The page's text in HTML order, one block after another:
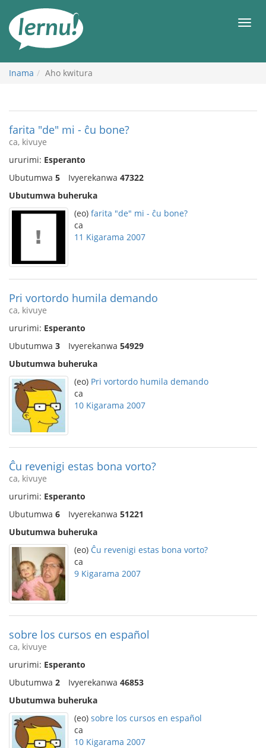
rupapuro
rw'ibirimwo
Inama Aho kwitura
farita "de" mi - ĉu bone?
ca, kivuye
ururimi: Esperanto
Ubutumwa 5 Ivyerekanwa 47322
Ubutumwa buheruka
(eo) farita "de" mi - ĉu bone?
ca
11 Kigarama 2007
Pri vortordo humila demando
ca, kivuye
ururimi: Esperanto
Ubutumwa 3 Ivyerekanwa 54929
Ubutumwa buheruka
(eo) Pri vortordo humila demando
ca
10 Kigarama 2007
Ĉu revenigi estas bona vorto?
ca, kivuye
ururimi: Esperanto
Ubutumwa 6 Ivyerekanwa 51221
Ubutumwa buheruka
(eo) Ĉu revenigi estas bona vorto?
ca
9 Kigarama 2007
sobre los cursos en español
ca, kivuye
ururimi: Esperanto
Ubutumwa 2 Ivyerekanwa 46853
Ubutumwa buheruka
(eo) sobre los cursos en español
ca
10 Kigarama 2007